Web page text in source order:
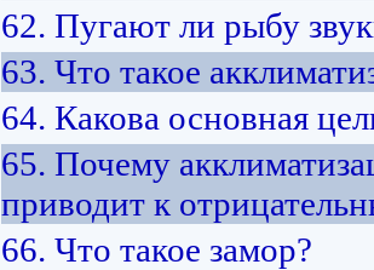
62. Пугают ли рыбу
63. Что такое
64. Какова основная
65. Почему
приводит к
66. Что такое замор?